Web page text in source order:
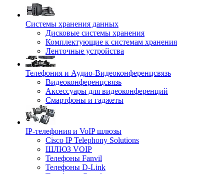
Системы хранения данных
Дисковые системы хранения
Комплектующие к системам хранения
Ленточные устройства
Телефония и Аудио-Видеоконференцсвязь
Видеоконференцсвязь
Аксессуары для видеоконференций
Смартфоны и гаджеты
IP-телефония и VoIP шлюзы
Cisco IP Telephony Solutions
ШЛЮЗ VOIP
Телефоны Fanvil
Телефоны D-Link